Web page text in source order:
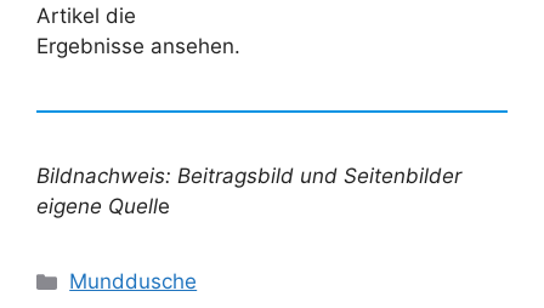
Artikel die
Ergebnisse ansehen.
Bildnachweis: Beitragsbild und Seitenbilder
eigene Quelle
Kategorien
Munddusche